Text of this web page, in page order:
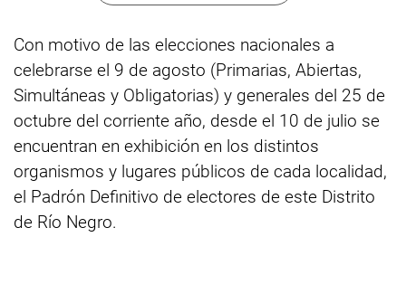
Con motivo de las elecciones nacionales a
celebrarse el 9 de agosto (Primarias, Abiertas,
Simultáneas y Obligatorias) y generales del 25 de
octubre del corriente año, desde el 10 de julio se
encuentran en exhibición en los distintos
organismos y lugares públicos de cada localidad,
el Padrón Definitivo de electores de este Distrito
de Río Negro.